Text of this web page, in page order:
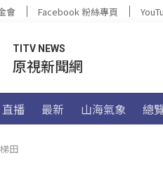
會 Facebook 粉絲專頁
TITV NEWS
原視新聞網
直播 最新 山海氣象 總
田